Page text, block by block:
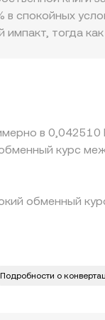
кошельками и
объёмы двух
BBD conversion
рынках и
спокойных
тогда
к
перевода,
в 0,042510
курс
обменный
Подробности о